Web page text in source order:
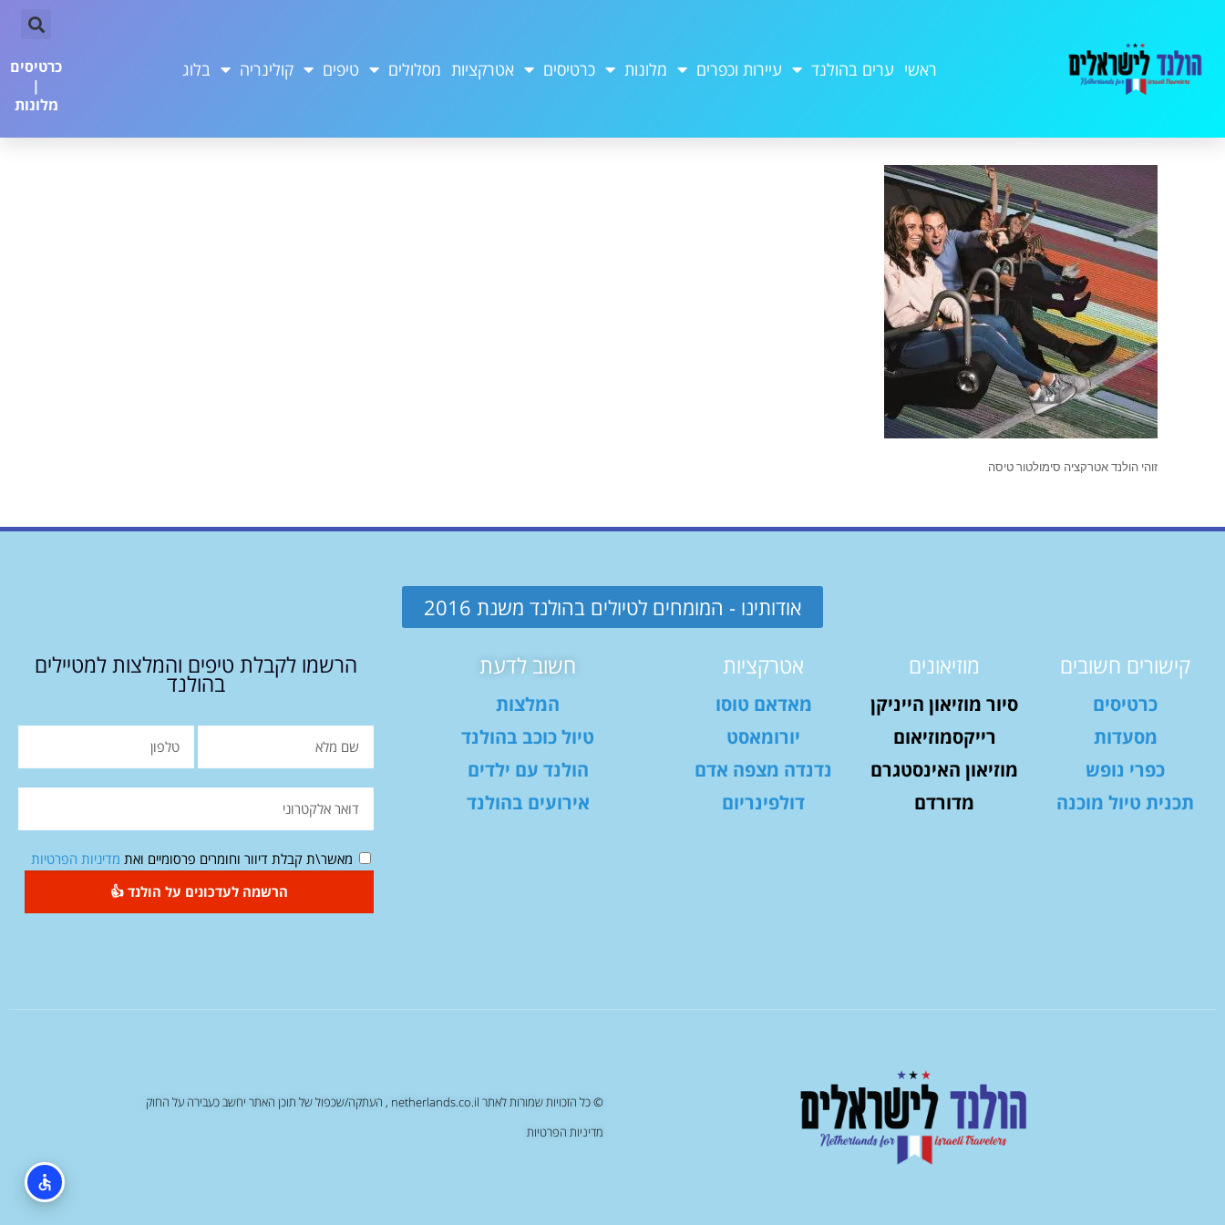
ראשי ערים בהולנד עיירות וכפרים מלונות כרטיסים אטרקציות מסלולים טיפים קולינריה בלוג
כרטיסים
|
מלונות
זוהי הולנד אטרקציה סימולטור טיסה
אודותינו - המומחים לטיולים בהולנד משנת 2016
קישורים חשובים
כרטיסים
מסעדות
כפרי נופש
תכנית טיול מוכנה
מוזיאונים
סיור מוזיאון הייניקן
רייקסמוזיאום
מוזיאון האינסטגרם
מדורדם
אטרקציות
מאדאם טוסו
יורומאסט
נדנדה מצפה אדם
דולפינריום
חשוב לדעת
המלצות
טיול כוכב בהולנד
הולנד עם ילדים
אירועים בהולנד
הרשמו לקבלת טיפים והמלצות למטיילים
בהולנד
מאשר\ת קבלת דיוור וחומרים פרסומיים ואת מדיניות הפרטיות
הרשמה לעדכונים על הולנד 👍
© כל הזכויות שמורות לאתר netherlands.co.il , העתקה/שכפול של תוכן האתר יחשב כעבירה על החוק
מדיניות הפרטיות